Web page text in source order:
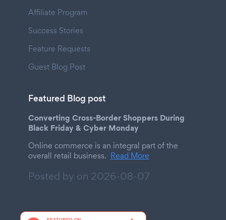
Affiliate Program
Success Stories
Feature Requests
Guest Blog Post
Featured Blog post
Converting Cross-Border Shoppers During
Black Friday & Cyber Monday
Online commerce is an integral part of the
overall retail business. Read More
Posted by on 2026-08-07